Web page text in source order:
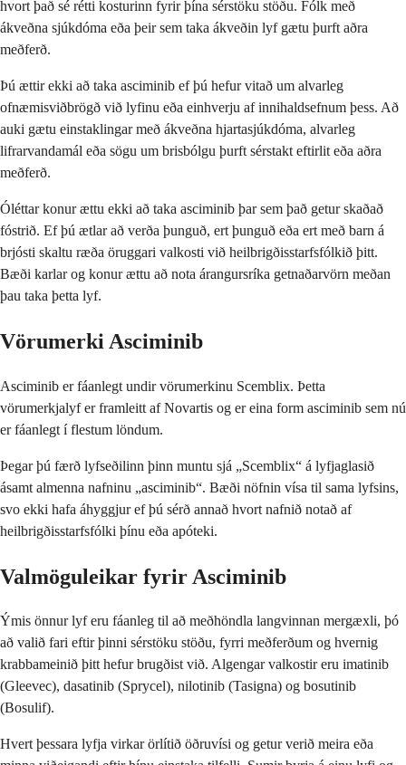
hvort það sé rétti kosturinn fyrir þína sérstöku stöðu. Fólk með
ákveðna sjúkdóma eða þeir sem taka ákveðin lyf gætu þurft aðra
meðferð.
Þú ættir ekki að taka asciminib ef þú hefur vitað um alvarleg
ofnæmisviðbrögð við lyfinu eða einhverju af innihaldsefnum þess. Að
auki gætu einstaklingar með ákveðna hjartasjúkdóma, alvarleg
lifrarvandamál eða sögu um brisbólgu þurft sérstakt eftirlit eða aðra
meðferð.
Óléttar konur ættu ekki að taka asciminib þar sem það getur skaðað
fóstrið. Ef þú ætlar að verða þunguð, ert þunguð eða ert með barn á
brjósti skaltu ræða öruggari valkosti við heilbrigðisstarfsfólkið þitt.
Bæði karlar og konur ættu að nota árangursríka getnaðarvörn meðan
þau taka þetta lyf.
Vörumerki Asciminib
Asciminib er fáanlegt undir vörumerkinu Scemblix. Þetta
vörumerkjalyf er framleitt af Novartis og er eina form asciminib sem nú
er fáanlegt í flestum löndum.
Þegar þú færð lyfseðilinn þinn muntu sjá „Scemblix“ á lyfjaglasið
ásamt almenna nafninu „asciminib“. Bæði nöfnin vísa til sama lyfsins,
svo ekki hafa áhyggjur ef þú sérð annað hvort nafnið notað af
heilbrigðisstarfsfólki þínu eða apóteki.
Valmöguleikar fyrir Asciminib
Ýmis önnur lyf eru fáanleg til að meðhöndla langvinnan mergæxli, þó
að valið fari eftir þinni sérstöku stöðu, fyrri meðferðum og hvernig
krabbameinið þitt hefur brugðist við. Algengar valkostir eru imatinib
(Gleevec), dasatinib (Sprycel), nilotinib (Tasigna) og bosutinib
(Bosulif).
Hvert þessara lyfja virkar örlítið öðruvísi og getur verið meira eða